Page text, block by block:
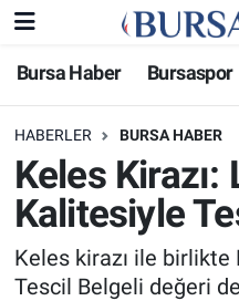
Bursa Haber Bursaspor
HABERLER BURSA HABER
Keles Kirazı:
Kalitesiyle
Keles kirazı ile birlikte
Tescil Belgeli değeri de
Bursa Haber
Genel
Politika
Bilim, Teknoloji
Bursa Nöbetçi
Bursa Hava Durumu
Bursa Namaz Vakitleri
Bursa Trafik